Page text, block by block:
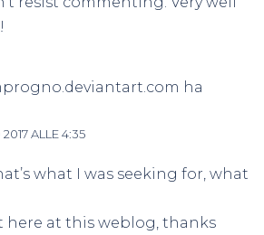
ha
2017 ALLE 4:35
what I was seeking for, what
here at this weblog, thanks